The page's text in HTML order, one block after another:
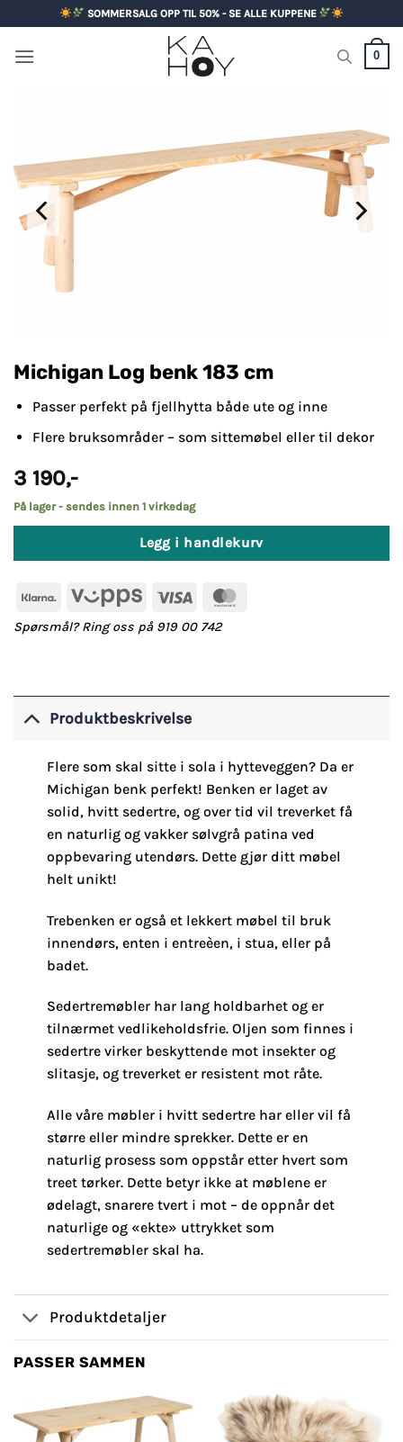
to
content
SOMMERSALG OPP TIL 50% - SE ALLE KUPPENE
0
Michigan Log benk 183 cm
Passer perfekt på fjellhytta både ute og inne
Flere bruksområder – som sittemøbel eller til dekor
3 190,-
På lager - sendes innen 1 virkedag
Legg i handlekurv
Klarna Vipps Visa
Spørsmål? Ring oss på 919 00 742
Produktbeskrivelse
Flere som skal sitte i sola i hytteveggen? Da er
Michigan benk perfekt! Benken er laget av
solid, hvitt sedertre, og over tid vil treverket få
en naturlig og vakker sølvgrå patina ved
oppbevaring utendørs. Dette gjør ditt møbel
helt unikt!
Trebenken er også et lekkert møbel til bruk
innendørs, enten i entreèen, i stua, eller på
badet.
Sedertremøbler har lang holdbarhet og er
tilnærmet vedlikeholdsfrie. Oljen som finnes i
sedertre virker beskyttende mot insekter og
slitasje, og treverket er resistent mot råte.
Alle våre møbler i hvitt sedertre har eller vil få
større eller mindre sprekker. Dette er en
naturlig prosess som oppstår etter hvert som
treet tørker. Dette betyr ikke at møblene er
ødelagt, snarere tvert i mot – de oppnår det
naturlige og «ekte» uttrykket som
sedertremøbler skal ha.
Produktdetaljer
PASSER SAMMEN